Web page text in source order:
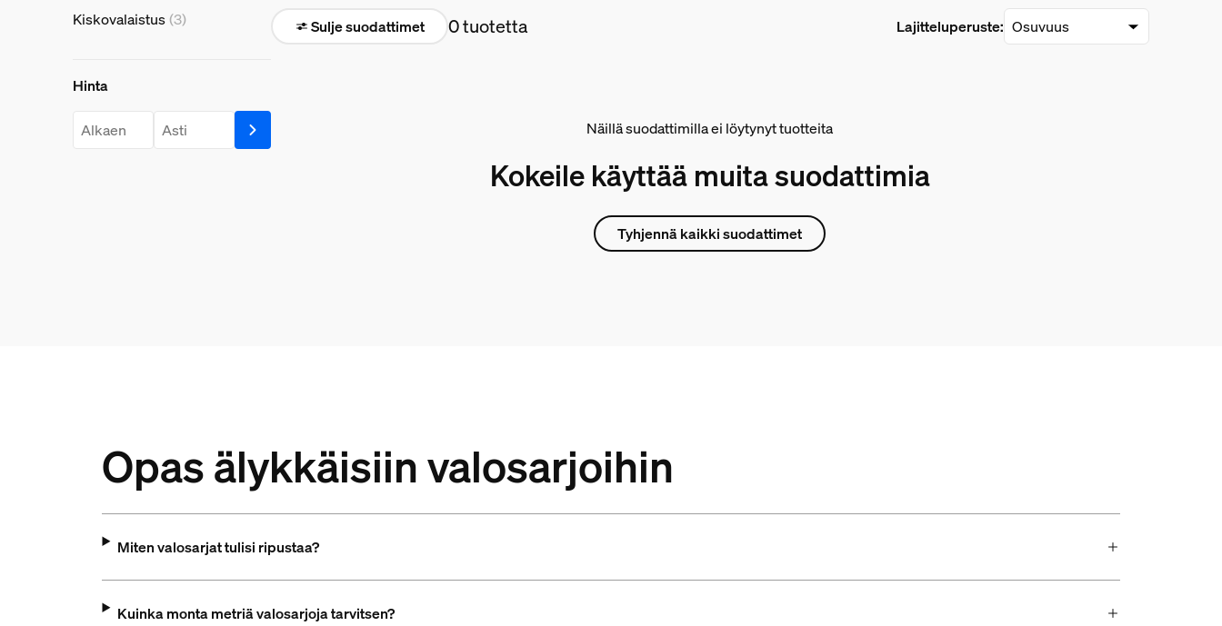
Kiskovalaistus (3)
Hinta
Hinta
price.from.label price.to.label
Sulje suodattimet 0 tuotetta Lajitteluperuste:
Näillä suodattimilla ei löytynyt tuotteita
Kokeile käyttää muita suodattimia
Tyhjennä kaikki suodattimet
Opas älykkäisiin valosarjoihin
Miten valosarjat tulisi ripustaa?
Kuinka monta metriä valosarjoja tarvitsen?